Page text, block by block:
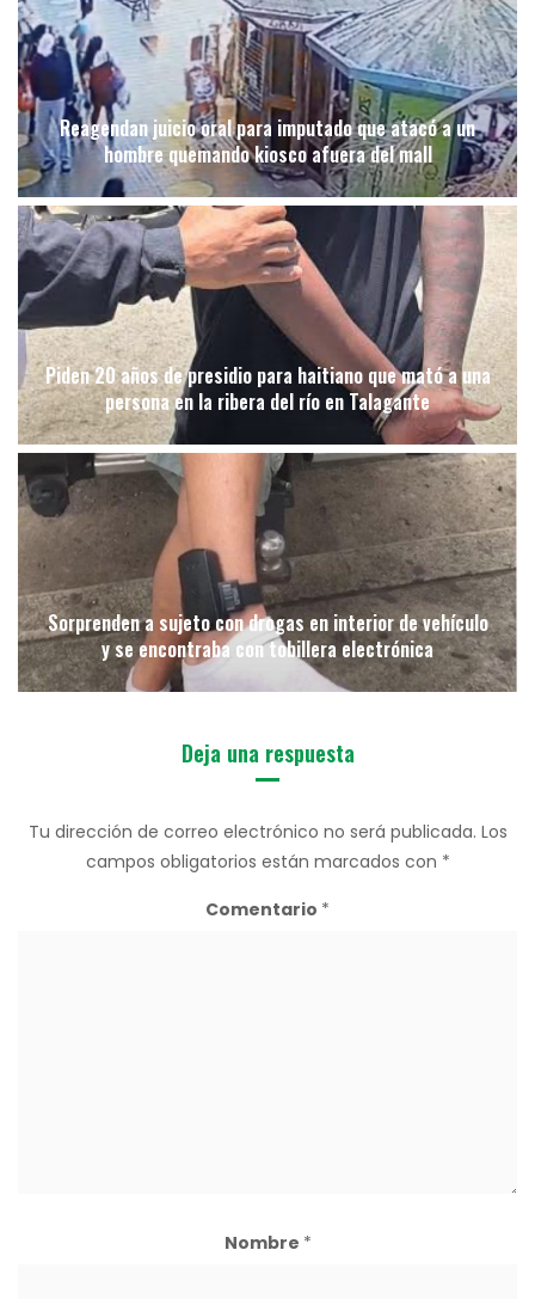
Reagendan juicio oral para imputado que atacó a un
hombre quemando kiosco afuera del mall
Piden 20 años de presidio para haitiano que mató a una
persona en la ribera del río en Talagante
Sorprenden a sujeto con drogas en interior de vehículo
y se encontraba con tobillera electrónica
Deja una respuesta
Tu dirección de correo electrónico no será publicada. Los
campos obligatorios están marcados con *
Comentario *
Nombre *